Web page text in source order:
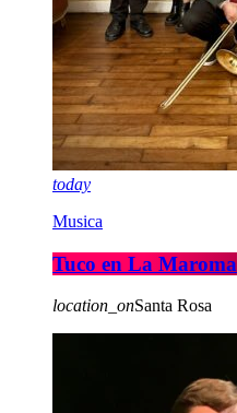
today
Musica
Tuco en La Maroma
location_onSanta Rosa